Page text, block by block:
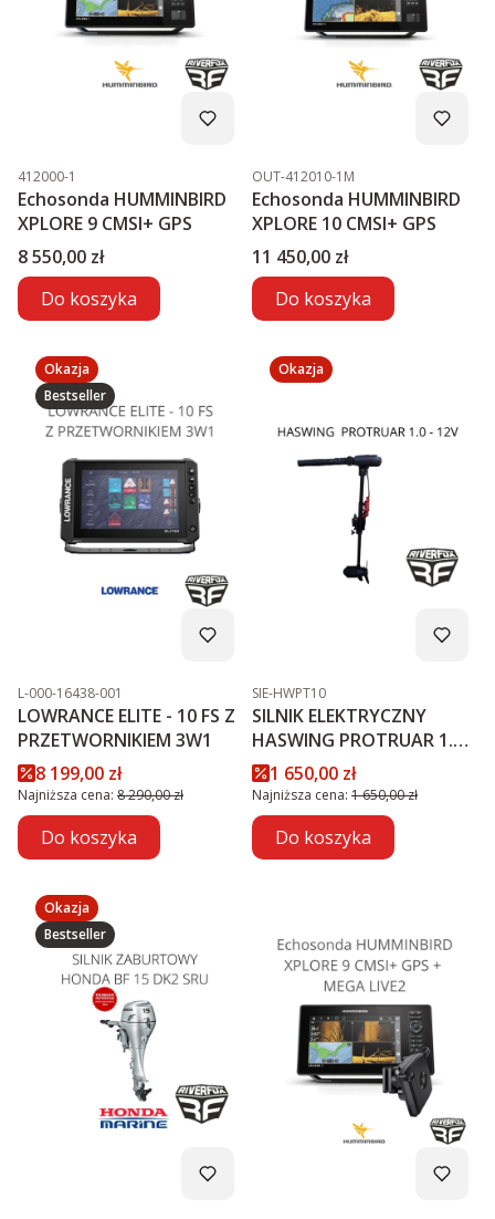
Kod produktu
412000-1
Echosonda HUMMINBIRD
XPLORE 9 CMSI+ GPS
Cena
8 550,00 zł
Do koszyka
Kod produktu
OUT-412010-1M
Echosonda HUMMINBIRD
XPLORE 10 CMSI+ GPS
Cena
11 450,00 zł
Do koszyka
Okazja
Bestseller
Kod produktu
L-000-16438-001
LOWRANCE ELITE - 10 FS Z
PRZETWORNIKIEM 3W1
Cena promocyjna
8 199,00 zł
Najniższa cena: 8 290,00 zł
Do koszyka
Okazja
Kod produktu
SIE-HWPT10
SILNIK ELEKTRYCZNY
HASWING PROTRUAR 1.0 -
12VCena promocyjna
1 650,00 zł
Najniższa cena: 1 650,00 zł
Do koszyka
Okazja
Bestseller